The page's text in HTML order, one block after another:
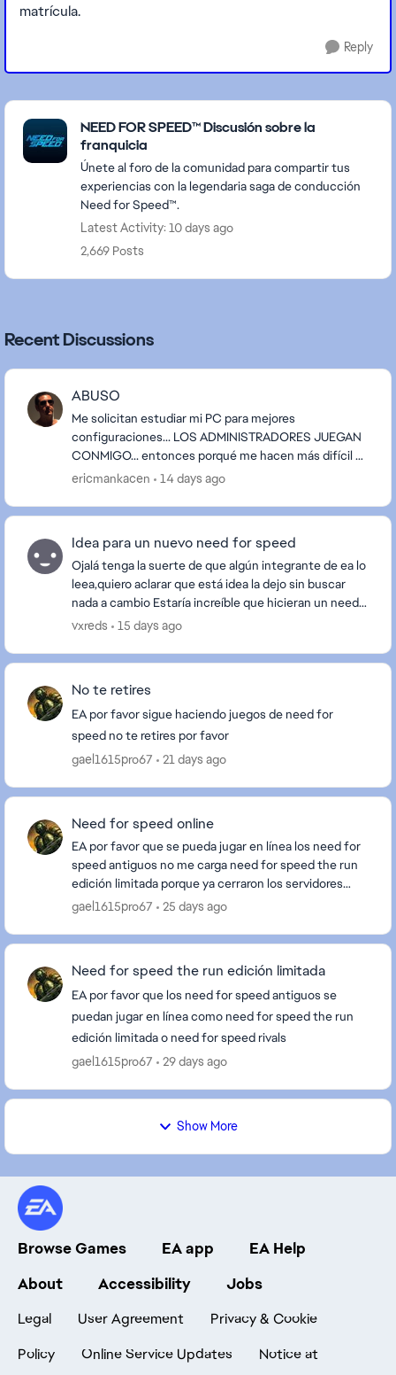
matrícula.
Reply
Featured Places
NEED FOR SPEED™ Discusión sobre la
franquicia
Únete al foro de la comunidad para compartir tus
experiencias con la legendaria saga de conducción
Need for Speed™.
Latest Activity: 10 days ago
2,669 Posts
Recent Discussions
ABUSO
Me solicitan estudiar mi PC para mejores
configuraciones... LOS ADMINISTRADORES JUEGAN
CONMIGO... entonces porqué me hacen más difícil a
mi el juego que a los demás?... incluyendo a los de mi
ericmankacen 14 days ago
Idea para un nuevo need for speed
Ojalá tenga la suerte de que algún integrante de ea lo
leea,quiero aclarar que está idea la dejo sin buscar
nada a cambio Estaría increíble que hicieran un need
for speed basado en rápidos y furios...
vxreds 15 days ago
No te retires
EA por favor sigue haciendo juegos de need for
speed no te retires por favor
gael1615pro67
21 days ago
Need for speed online
EA por favor que se pueda jugar en línea los need for
speed antiguos no me carga need for speed the run
edición limitada porque ya cerraron los servidores
pero por favor qué se pueda jugar en línea l...
gael1615pro67 25 days ago
Need for speed the run edición limitada
EA por favor que los need for speed antiguos se
puedan jugar en línea como need for speed the run
edición limitada o need for speed rivals
gael1615pro67
29 days ago
Show More
Browse Games EA app
EA Help
About
Accessibility Jobs
Legal User Agreement
Privacy & Cookie
Policy
Online Service Updates Notice at